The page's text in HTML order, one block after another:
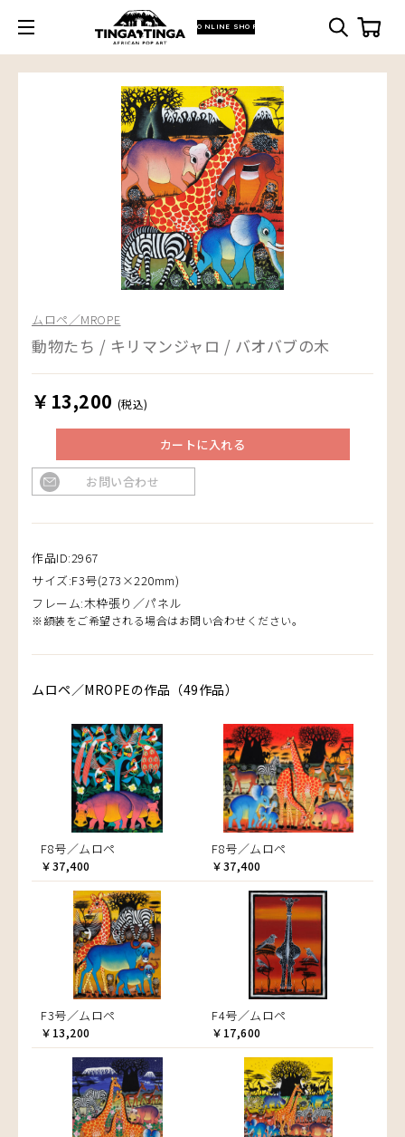
ONLINE SHOP
ムロペ／MROPE
動物たち / キリマンジャロ / バオバブの木
￥13,200 (税込)
カートに入れる
お問い合わせ
作品ID:2967
サイズ:F3号(273×220mm)
フレーム:木枠張り／パネル
※額装をご希望される場合はお問い合わせください。
ムロペ／MROPEの作品（49作品）
F8号／ムロペ
￥37,400
F8号／ムロペ
￥37,400
F3号／ムロペ
￥13,200
F4号／ムロペ
￥17,600